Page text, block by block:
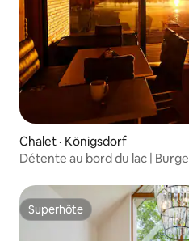
Chalet · Königsdorf
Détente au bord du lac |
Superhôte
Superhôte